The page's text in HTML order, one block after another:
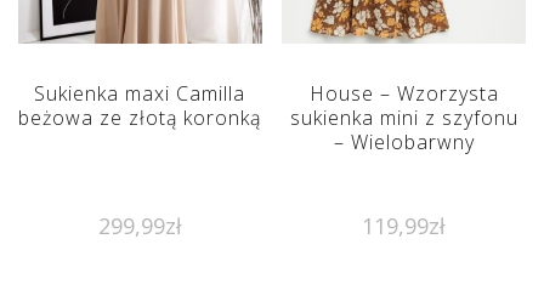
Sukienka maxi Camilla
beżowa ze złotą koronką
299,99zł
House – Wzorzysta
sukienka mini z szyfonu
– Wielobarwny
119,99zł